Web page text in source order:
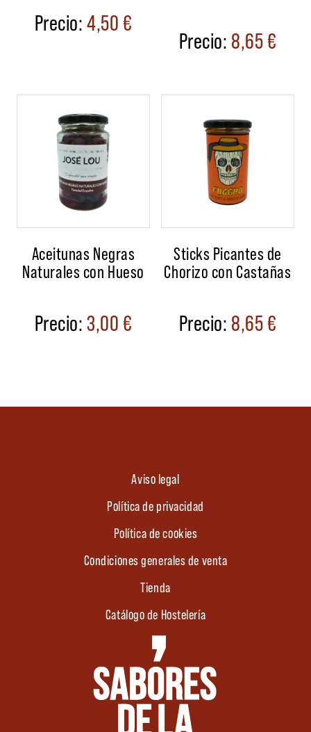
4,50€
8,65€
Aceitunas Negras
Naturales con Hueso
3,00€
Sticks Picantes de
Chorizo con Castañas
8,65€
Aviso legal
Política de privacidad
Política de cookies
Condiciones generales de venta
Tienda
Catálogo de Hostelería